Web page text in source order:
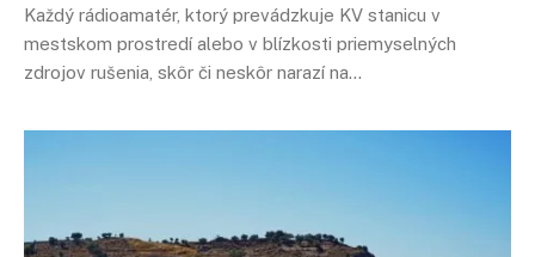
Každý rádioamatér, ktorý prevádzkuje KV stanicu v
mestskom prostredí alebo v blízkosti priemyselných
zdrojov rušenia, skôr či neskôr narazí na…